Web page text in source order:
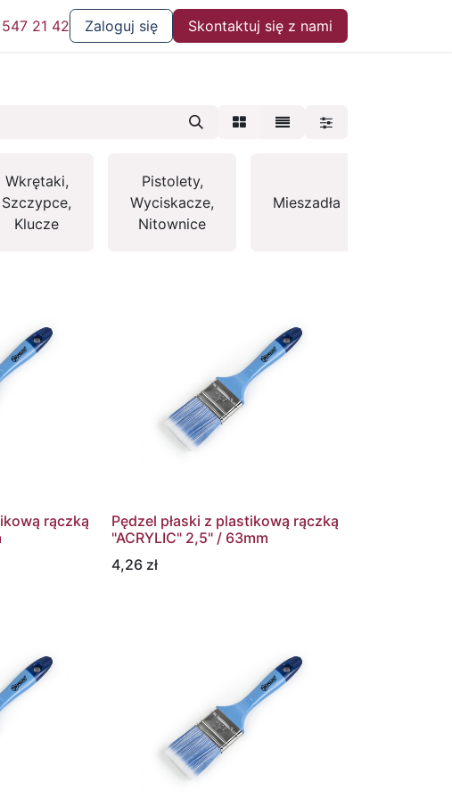
21 42 Zaloguj się Skontaktuj się z nami
Wkrętaki,
Szczypce,
Klucze
Pistolety,
Wyciskacze,
Nitownice
Mieszadła
rączką
Pędzel płaski z plastikową rączką
"ACRYLIC" 2,5" / 63mm
4,26 zł